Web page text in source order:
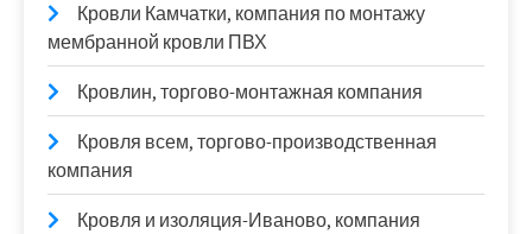
Кровли Камчатки, компания по монтажу
мембранной кровли ПВХ
Кровлин, торгово-монтажная компания
Кровля всем, торгово-производственная
компания
Кровля и изоляция-Иваново, компания